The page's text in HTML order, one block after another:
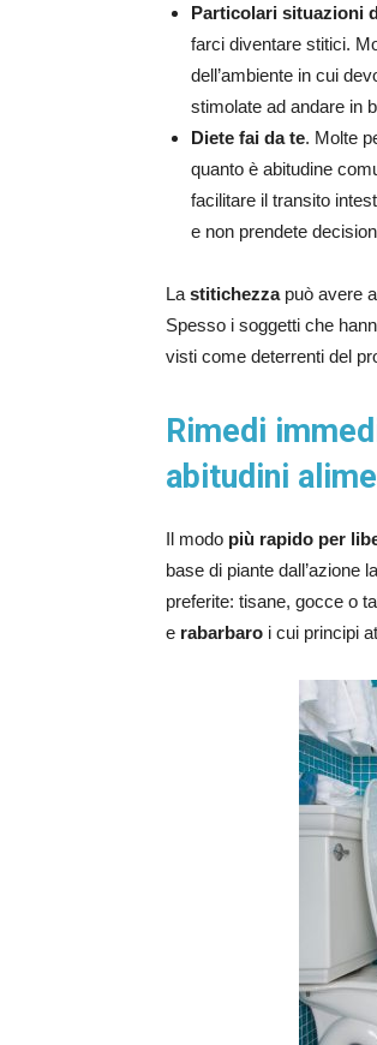
Particolari situazioni
farci diventare stitici.
dell’ambiente in cui
stimolate ad andare in
Diete fai da te. Molte
quanto è abitudine
facilitare il transito
e non prendete
La stitichezzapuò avere
Spesso i soggetti che
visti come deterrenti del
Rimedi
abitudini
Il modo più rapido per
base di piante dall’azione
preferite: tisane, gocce o
e rabarbaro i cui principi